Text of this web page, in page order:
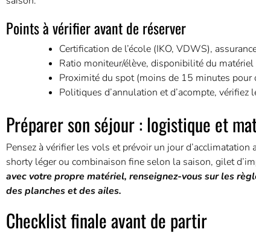
Points à vérifier avant de réserver
Certification de l’école (IKO, VDWS),
Ratio moniteur/élève, disponibilité du
Proximité du spot (moins de 15 minutes
Politiques d’annulation et d’acompte,
Préparer son séjour : logistique et
Pensez à vérifier les vols et prévoir un jour
shorty léger ou combinaison fine selon la saison, gilet
avec votre propre matériel, renseignez-vous sur les
des planches et des ailes.
Checklist finale avant de partir